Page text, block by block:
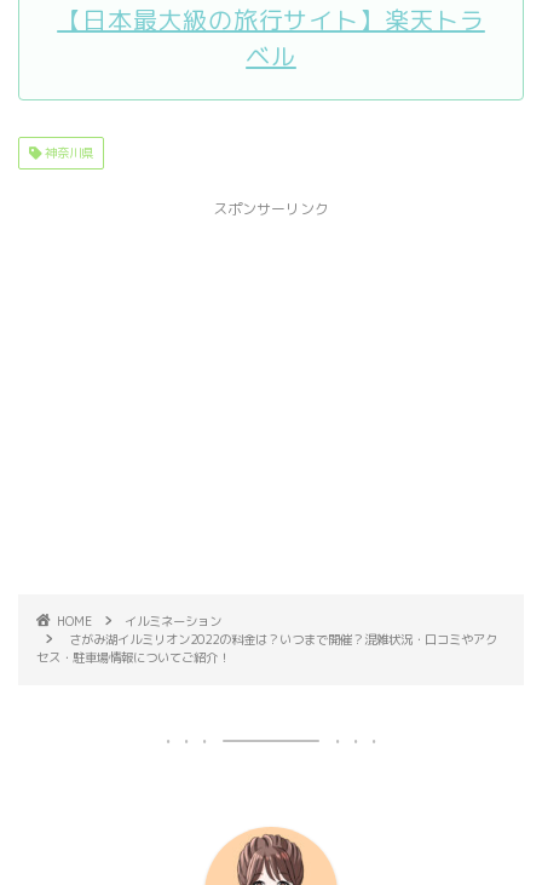
【日本最大級の旅行サイト】楽天トラ
ベル
神奈川県
スポンサーリンク
HOME
イルミネーション
さがみ湖イルミリオン2022の料金は？いつまで開催？混雑状況・口コミやアク
セス・駐車場情報についてご紹介！